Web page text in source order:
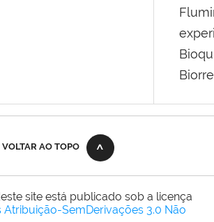
VOLTAR AO TOPO
site está publicado sob a licença
SemDerivações 3.0 Não